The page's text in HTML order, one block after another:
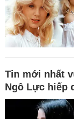
Tin mới nhất
Ngô Lực hiếp